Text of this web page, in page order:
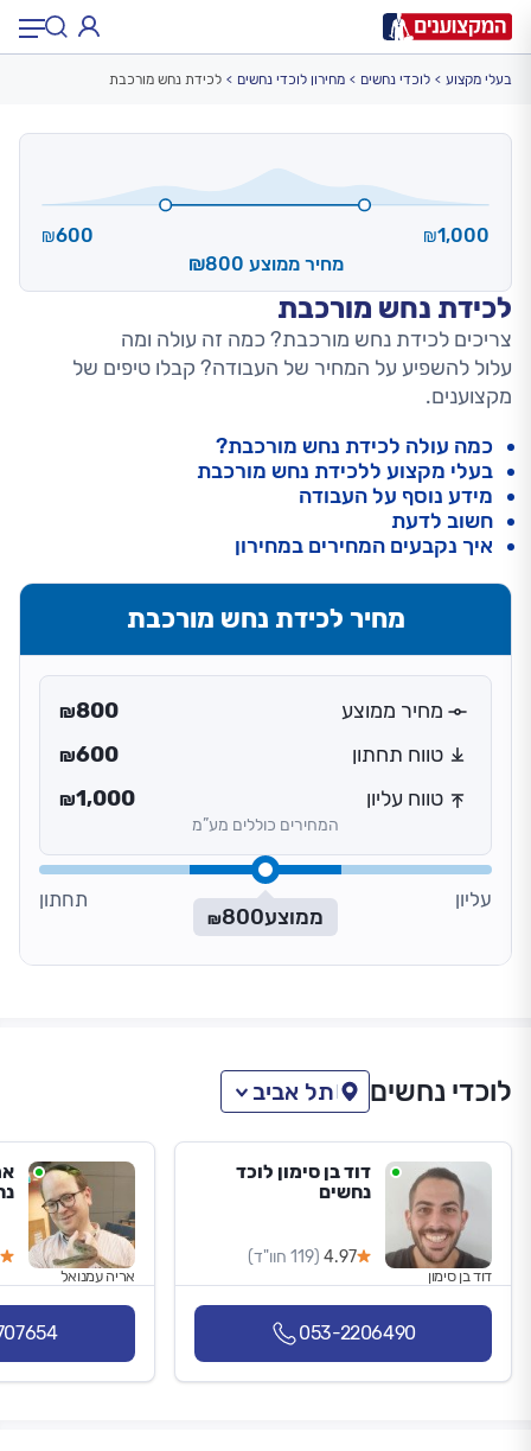
לכידת נחש מורכבת
צריכים לכידת נחש מורכבת? כמה זה עולה ומה
עלול להשפיע על המחיר של העבודה? קבלו טיפים של
מקצוענים.
₪1,000
₪600
מחיר ממוצע ₪800
בעלי מקצוע לוכדי נחשים מחירון לוכדי נחשים לכידת נחש מורכבת
כמה עולה לכידת נחש מורכבת?
בעלי מקצוע ללכידת נחש מורכבת
מידע נוסף על העבודה
חשוב לדעת
איך נקבעים המחירים במחירון
מחיר לכידת נחש מורכבת
מחיר ממוצע ₪800
טווח תחתון
₪600
טווח עליון
₪1,000
המחירים כוללים מע”מ
עליון
ממוצע ₪800
תחתון
לוכדי נחשים תל אביב
דוד בן סימון לוכד
נחשים
4.97 (119 חוו"ד)
דוד בן סימון
053-2206490
אריה עמנואל